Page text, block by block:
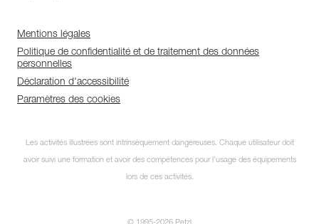
Mentions légales
Politique de confidentialité et de traitement des données
personnelles
Déclaration d'accessibilité
Paramètres des cookies
Les activités illustrées sont intrinsèquement dangereuses. Chaque utilisateur doit
avoir suivi une formation et avoir des compétences pour l’usage des équipements
lors de ces activités.